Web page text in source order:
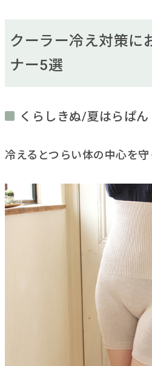
クーラー冷え対策に
ナー5選
くらしきぬ/夏はらぱん
冷えるとつらい体の中心を